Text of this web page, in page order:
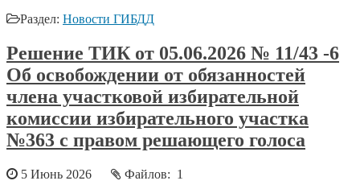
Раздел: Новости ГИБДД
Решение ТИК от 05.06.2026 № 11/43 -6
Об освобождении от обязанностей
члена участковой избирательной
комиссии избирательного участка
№363 с правом решающего голоса
5 Июнь 2026
Файлов: 1